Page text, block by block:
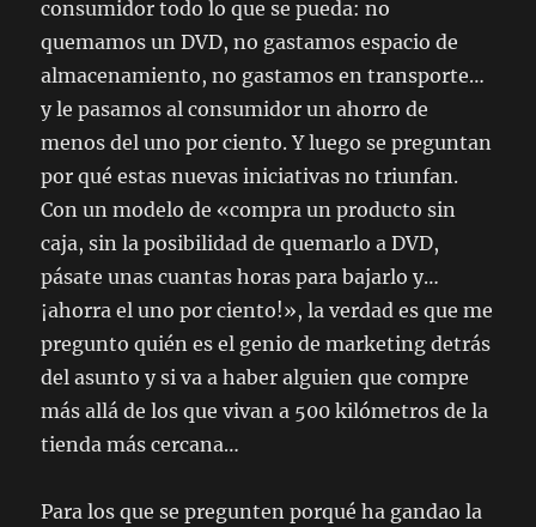
consumidor todo lo que se pueda: no
quemamos un DVD, no gastamos espacio de
almacenamiento, no gastamos en transporte…
y le pasamos al consumidor un ahorro de
menos del uno por ciento. Y luego se preguntan
por qué estas nuevas iniciativas no triunfan.
Con un modelo de «compra un producto sin
caja, sin la posibilidad de quemarlo a DVD,
pásate unas cuantas horas para bajarlo y…
¡ahorra el uno por ciento!», la verdad es que me
pregunto quién es el genio de marketing detrás
del asunto y si va a haber alguien que compre
más allá de los que vivan a 500 kilómetros de la
tienda más cercana…
Para los que se pregunten porqué ha gandao la